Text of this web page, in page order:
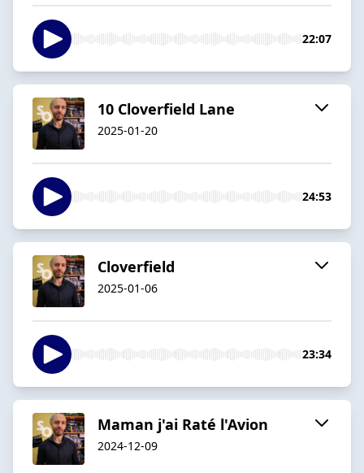
22:07
10 Cloverfield Lane
2025-01-20
24:53
Cloverfield
2025-01-06
23:34
Maman j'ai Raté l'Avion
2024-12-09